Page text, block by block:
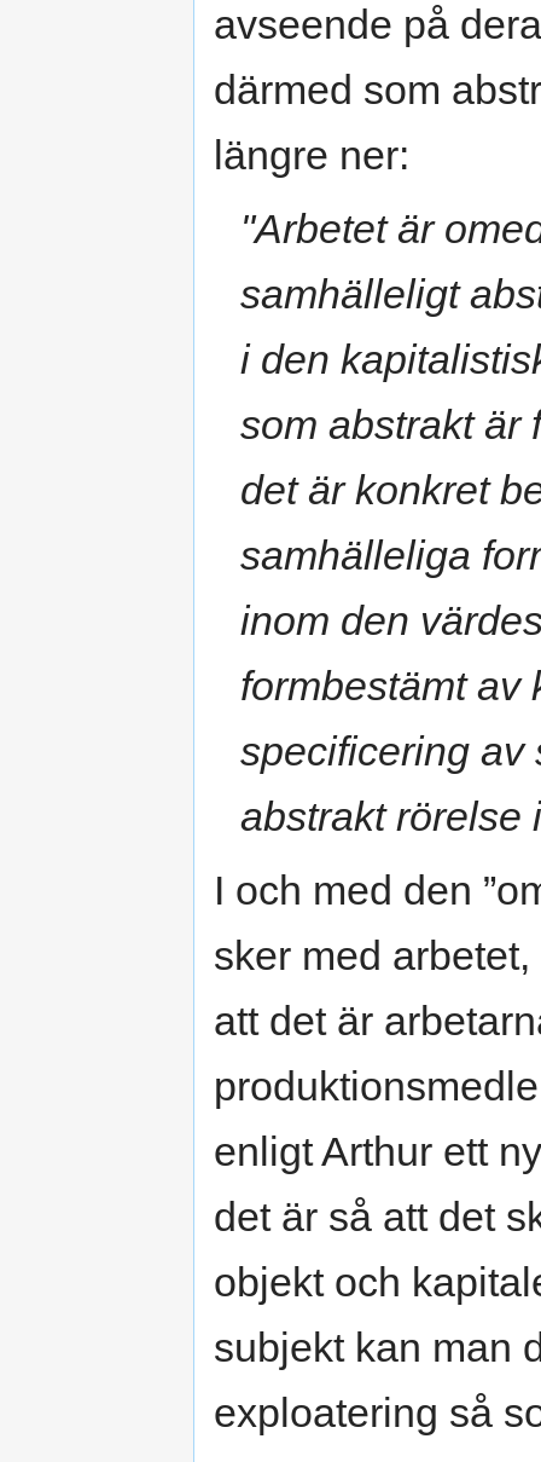
avseende på
därmed som
längre ner:
"Arbetet är
samhälleligt
i den
som abstrakt är
det är konkret
samhälleliga
inom den
formbestämt av
specificering av
abstrakt rörelse
I och med den
sker med
att det är
enligt Arthur ett
det är så att det
objekt och
subjekt kan man
exploatering så